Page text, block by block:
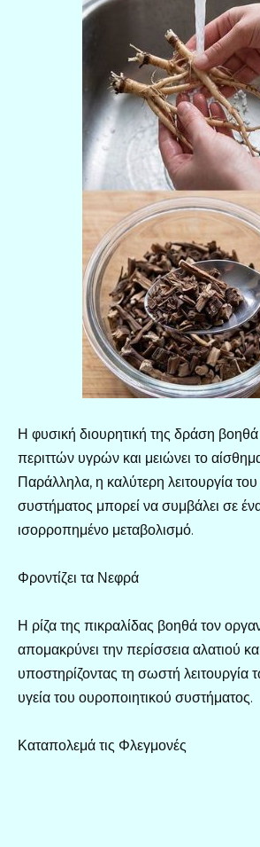
Η φυσική διουρητική της δράση
περιττών υγρών και μειώνει το
Παράλληλα, η καλύτερη λειτουργία
συστήματος μπορεί να συμβάλει σε
ισορροπημένο μεταβολισμό.
Φροντίζει τα Νεφρά
Η ρίζα της πικραλίδας βοηθά τον
απομακρύνει την περίσσεια αλατιού
υποστηρίζοντας τη σωστή λειτουργία
υγεία του ουροποιητικού συστήματος.
Καταπολεμά τις Φλεγμονές